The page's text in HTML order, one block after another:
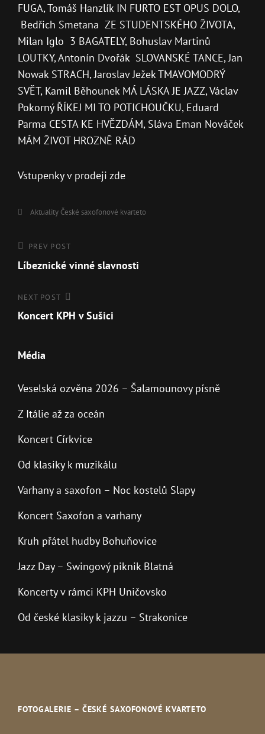
FUGA, Tomáš Hanzlík IN FURTO EST OPUS DOLO,
Bedřich Smetana ZE STUDENTSKÉHO ŽIVOTA,
Milan Iglo 3 BAGATELY, Bohuslav Martinů
LOUTKY, Antonín Dvořák SLOVANSKÉ TANCE, Jan
Nowak STRACH, Jaroslav Ježek TMAVOMODRÝ
SVĚT, Kamil Běhounek MÁ LÁSKA JE JAZZ, Václav
Pokorný ŘÍKEJ MI TO POTICHOUČKU, Eduard
Parma CESTA KE HVĚZDÁM, Sláva Eman Nováček
MÁM ŽIVOT HROZNĚ RÁD
Vstupenky v prodeji zde
Aktuality České saxofonové kvarteto
PREV POST
Líbeznické vinné slavnosti
NEXT POST
Koncert KPH v Sušici
Média
Veselská ozvěna 2026 – Šalamounovy písně
Z Itálie až za oceán
Koncert Církvice
Od klasiky k muzikálu
Varhany a saxofon – Noc kostelů Slapy
Koncert Saxofon a varhany
Kruh přátel hudby Bohuňovice
Jazz Day – Swingový piknik Blatná
Koncerty v rámci KPH Uničovsko
Od české klasiky k jazzu – Strakonice
FOTOGALERIE – ČESKÉ SAXOFONOVÉ KVARTETO